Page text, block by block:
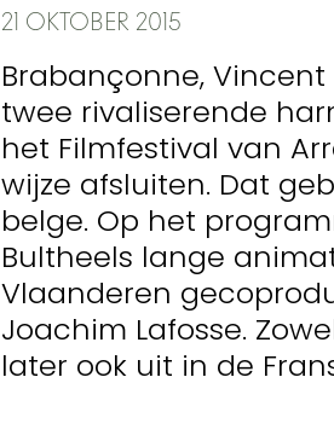
21 OKTOBER 2015
Brabançonne,
twee rivaliserende
het Filmfestival van
wijze afsluiten. Dat
belge. Op het
Bultheels lange
Vlaanderen
Joachim Lafosse.
later ook uit in de